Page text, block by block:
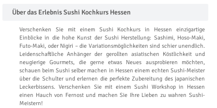
Über das Erlebnis Sushi Kochkurs Hessen
Verschenken Sie mit einem Sushi Kochkurs in Hessen einzigartige
Einblicke in die hohe Kunst der Sushi Herstellung: Sashimi, Hoso-Maki,
Futo-Maki, oder Nigiri – die Variationsmöglichkeiten sind schier unendlich.
Leidenschaftliche Anhänger der gerollten asiatischen Köstlichkeit und
neugierige Gourmets, die gerne etwas Neues ausprobieren möchten,
schauen beim Sushi selber machen in Hessen einem echten Sushi-Meister
über die Schulter und erlernen die perfekte Zubereitung des japanischen
Leckerbissens. Verschenken Sie mit einem Sushi Workshop in Hessen
einen Hauch von Fernost und machen Sie Ihre Lieben zu wahren Sushi-
Meistern!